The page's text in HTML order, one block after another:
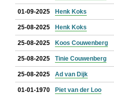
01-09-2025 Henk Koks
25-08-2025 Henk Koks
25-08-2025 Koos Couwenberg
25-08-2025 Tinie Couwenberg
25-08-2025 Ad van Dijk
01-01-1970 Piet van der Loo